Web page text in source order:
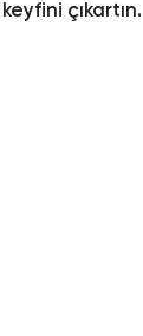
çıkartın.